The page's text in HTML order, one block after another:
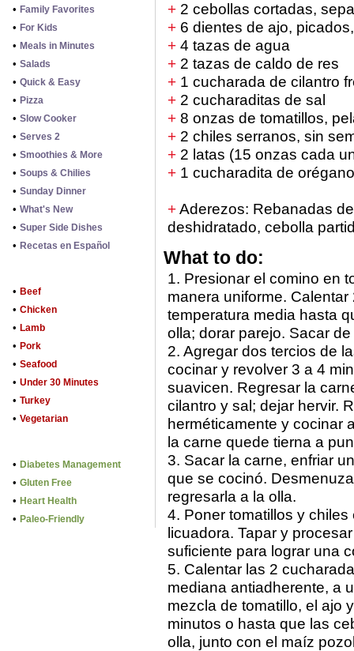
• Family Favorites
• For Kids
• Meals in Minutes
• Salads
• Quick & Easy
• Pizza
• Slow Cooker
• Serves 2
• Smoothies & More
• Soups & Chilies
• Sunday Dinner
• What's New
• Super Side Dishes
• Recetas en Español
• Beef
• Chicken
• Lamb
• Pork
• Seafood
• Under 30 Minutes
• Turkey
• Vegetarian
• Diabetes Management
• Gluten Free
• Heart Health
• Paleo-Friendly
+ 2 cebollas cortadas,
+ 6 dientes de ajo,
+ 4 tazas de agua
+ 2 tazas de caldo de res
+ 1 cucharada de cilantro
+ 2 cucharaditas de sal
+ 8 onzas de tomatillos,
+ 2 chiles serranos, sin
+ 2 latas (15 onzas cada
+ 1 cucharadita de
+Aderezos: Rebanadas
deshidratado, cebolla
What to do:
1. Presionar el comino en
manera uniforme.
temperatura media hasta
olla; dorar parejo. Sacar de
2. Agregar dos tercios de
cocinar y revolver 3 a 4
suavicen. Regresar la
cilantro y sal; dejar hervir.
herméticamente y cocinar
la carne quede tierna a
3. Sacar la carne, enfriar
que se cocinó.
regresarla a la olla.
4. Poner tomatillos y
licuadora. Tapar y
suficiente para lograr una
5. Calentar las 2
mediana antiadherente, a
mezcla de tomatillo, el ajo
minutos o hasta que las
olla, junto con el maíz